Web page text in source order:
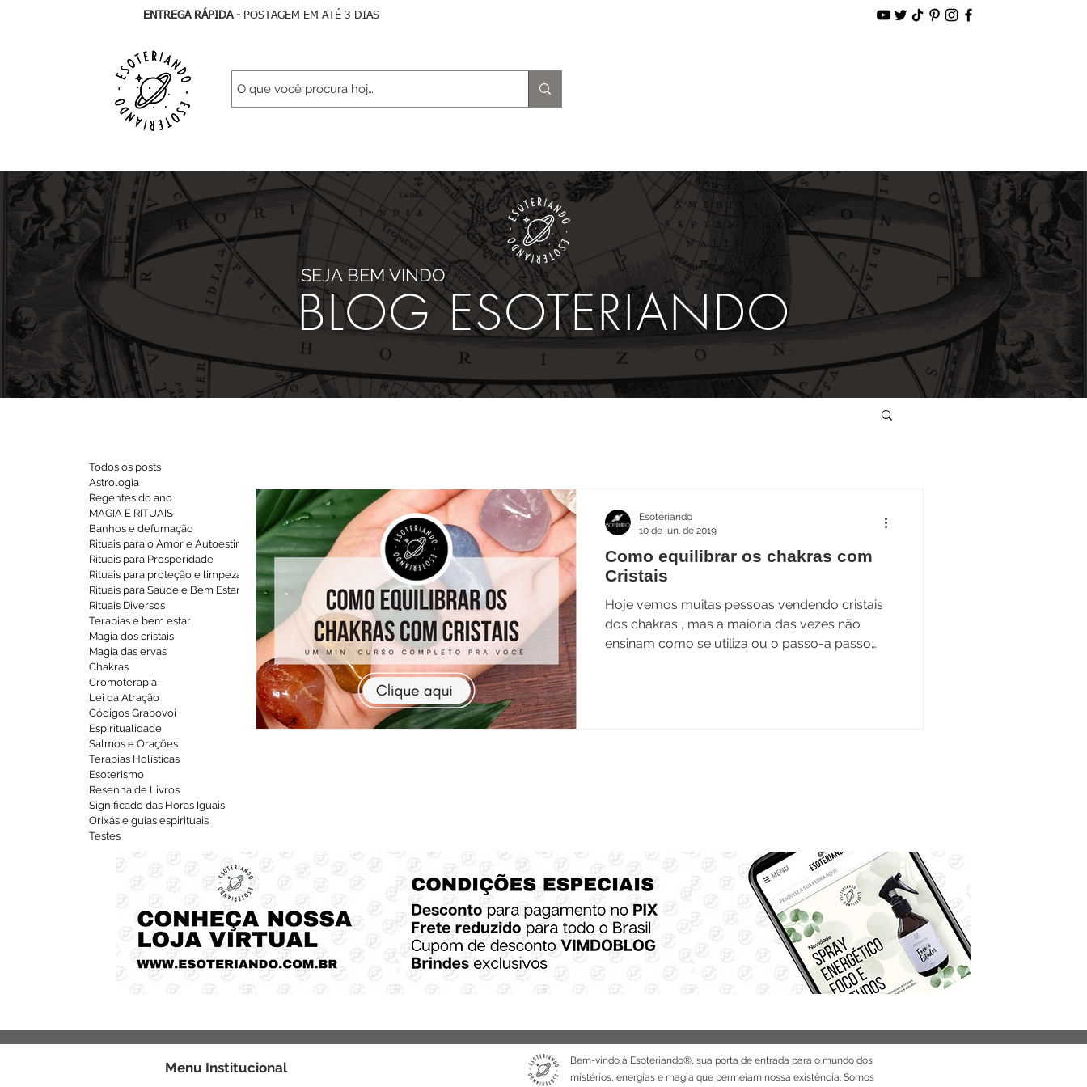
ENTREGA RÁPIDA - POSTAGEM EM ATÉ 3 DIAS
Início Todos Artigos Astrologia Magia e Rituais Terapias Espiritualidade Loja Virtual
BLOG ESOTERIANDO
SEJA BEM VINDO
Todos os posts
Astrologia
Regentes do ano
MAGIA E RITUAIS
Banhos e defumação
Rituais para o Amor e Autoestima
Rituais para Prosperidade
Rituais para proteção e limpeza
Rituais para Saúde e Bem Estar
Rituais Diversos
Terapias e bem estar
Magia dos cristais
Magia das ervas
Chakras
Cromoterapia
Lei da Atração
Códigos Grabovoi
Espiritualidade
Salmos e Orações
Terapias Holísticas
Esoterismo
Resenha de Livros
Significado das Horas Iguais
Orixás e guias espirituais
Testes
Como equilibrar os chakras com
Cristais
Hoje vemos muitas pessoas vendendo cristais
dos chakras , mas a maioria das vezes não
ensinam como se utiliza ou o passo-a passo
Esoteriando
10 de jun. de 2019
Menu Institucional
Bem-vindo à Esoteriando®, sua porta de entrada para o mundo dos
mistérios, energias e magia que permeiam nossa existência. Somos